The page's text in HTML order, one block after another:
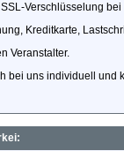
Verschlüsselung
Kreditkarte,
Veranstalter.
bei uns individuell und